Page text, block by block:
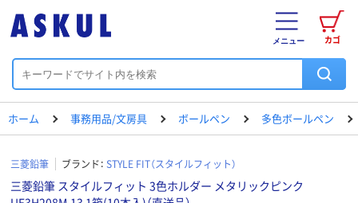
カゴ
メニュー
ホーム 事務用品/文房具 ボールペン 多色ボールペン
三菱鉛筆 ブランド： STYLE FIT（スタイルフィット）
三菱鉛筆 スタイルフィット 3色ホルダー メタリックピンク